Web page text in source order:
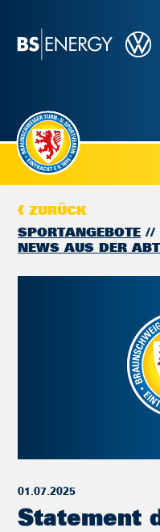
SPORTANGEBOTE
NEWS AUS DER
ZURÜCK
01.07.2025
Statement